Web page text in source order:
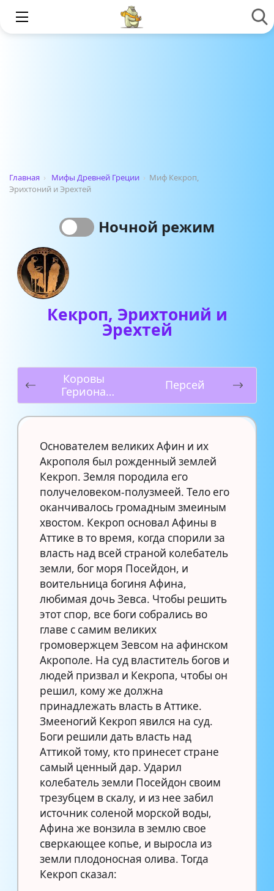
Главная › Мифы Древней Греции › Миф Кекроп,
Эрихтоний и Эрехтей
Ночной режим
Кекроп, Эрихтоний и
Эрехтей
Коровы
Гериона
(Десятый
подвиг)
Персей
Основателем великих Афин и их
Акрополя был рожденный землей
Кекроп. Земля породила его
получеловеком-полузмеей. Тело его
оканчивалось громадным змеиным
хвостом. Кекроп основал Афины в
Аттике в то время, когда спорили за
власть над всей страной колебатель
земли, бог моря Посейдон, и
воительница богиня Афина,
любимая дочь Зевса. Чтобы решить
этот спор, все боги собрались во
главе с самим великих
громовержцем Зевсом на афинском
Акрополе. На суд властитель богов и
людей призвал и Кекропа, чтобы он
решил, кому же должна
принадлежать власть в Аттике.
Змееногий Кекроп явился на суд.
Боги решили дать власть над
Аттикой тому, кто принесет стране
самый ценный дар. Ударил
колебатель земли Посейдон своим
трезубцем в скалу, и из нее забил
источник соленой морской воды,
Афина же вонзила в землю свое
сверкающее копье, и выросла из
земли плодоносная олива. Тогда
Кекроп сказал: